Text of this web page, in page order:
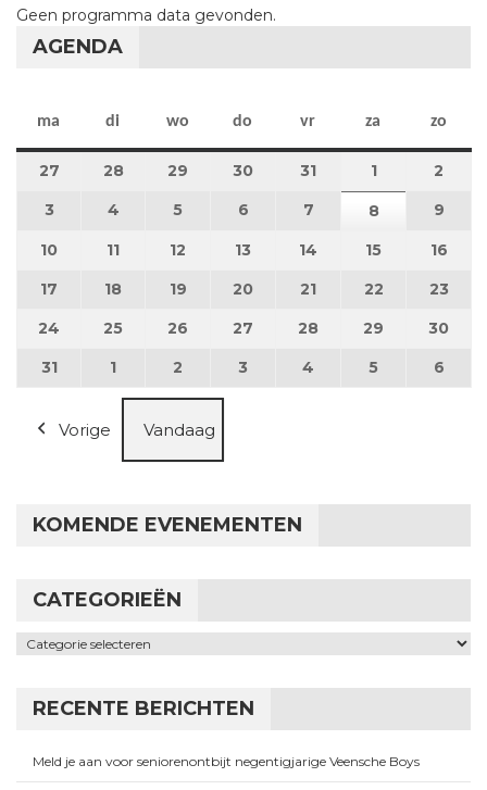
Geen programma data gevonden.
AGENDA
ma maandag
di dinsdag
wo woensdag
do donderdag
vr vrijdag
za zaterdag
zo
27 27 juli 2026
28 28 juli 2026
29 29 juli 2026
30 30 juli 2026
31 31 juli 2026
11 augustus
2
3 3 augustus 2026
4 4 augustus 2026
5 5 augustus 2026
6 6 augustus 2026
7 7 augustus 2026
88 augustus
9
10 10 augustus 2026
11 11 augustus 2026
12 12 augustus 2026
13 13 augustus 2026
14 14 augustus 2026
15 15 16
17 17 augustus 2026
18 18 augustus 2026
19 19 augustus 2026
20 20 augustus 2026
21 21 augustus 2026
22 22 23
24 24 augustus 2026
25 25 augustus 2026
26 26 augustus 2026
27 27 augustus 2026
28 28 augustus 2026
29 29 30
3131 augustus 2026
1 1 september 2026
2 2 september 2026
3 3 september 2026
4 4 september 2026
5 5 6
Vorige Vandaag
KOMENDE EVENEMENTEN
CATEGORIEËN
Categorieën
RECENTE BERICHTEN
Meld je aan voor seniorenontbijt negentigjarige Veensche Boys